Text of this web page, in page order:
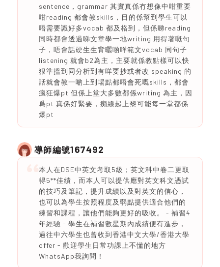
sentence，grammar 其實真係冇想像中咁重要
咁reading 都會教skills，目的係幫到學生可以
唔需要識好多vocab 都及格到，但係睇reading
同時都會透過睇文章學一地writing 用得著嘅句
子，唔會話硬生生背曬啲咩範文vocab 同句子
listening 就會b2為主，主要就係教點樣可以快
狠準搵到同分析到有咩要抄或者改 speaking 的
話就會教一啲上到場點都唔會死嘅skills，都會
瘋狂爆pt 但係上堂大多數都係writing 為主，因
爲pt 真係好緊要，痴線起上黎可能每一堂都係
爆pt
導師編號167492
本人在DSE中英文考取5級；英文科中卷二更取
得5**佳績，而本人可以提供應對英文科文憑試
的技巧及筆記，提升成績以及對英文的信心，
也可以為學生按照程度及弱點提供適合他們的
練習和課程，讓他們能夠更好的吸收。 - 補習4
年經驗 - 學生在補習數星期內成績便有進步，
過往中六學生也曾收到香港中文大學/香港大學
offer - 歡迎學生日常功課上不懂的地方
WhatsApp我詢問！